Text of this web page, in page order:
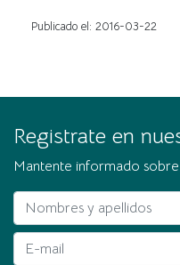
Publicado el: 2016-03-22
Registrate en
Mantente informado
Nombres y apellidos
E-mail